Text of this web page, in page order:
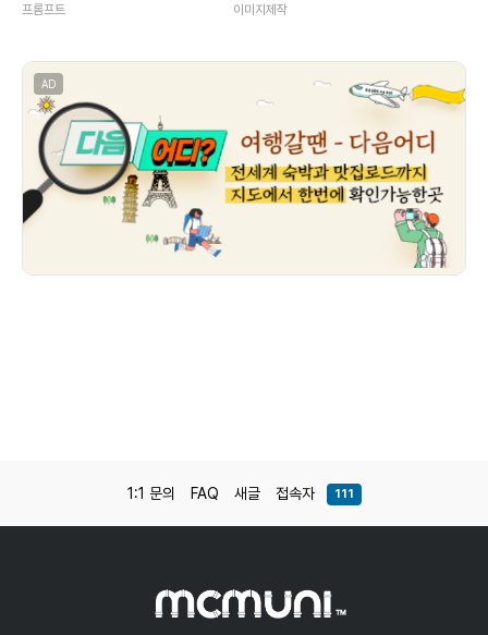
프롬프트 이미지제작
AD
1:1 문의 FAQ 새글 접속자 111